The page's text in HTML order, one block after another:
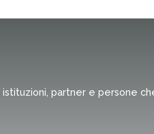
partner e persone